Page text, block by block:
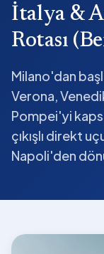
İtalya &
Rotası
Milano'dan
Verona,
Pompei'yi
çıkışlı direkt
Napoli'den